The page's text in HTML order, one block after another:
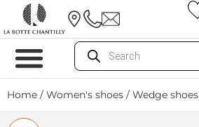
Home / Women's shoes / Wedge shoes